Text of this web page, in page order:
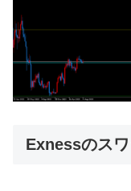
Exnessのス